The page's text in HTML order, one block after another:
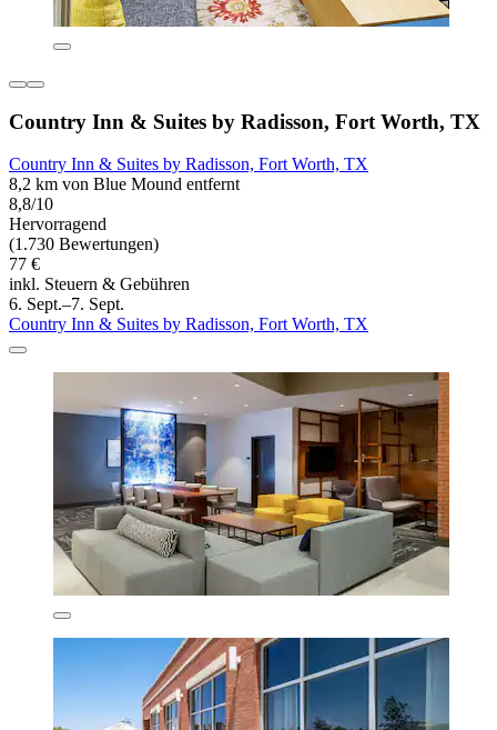
Country Inn & Suites by Radisson, Fort Worth, TX
Country Inn & Suites by Radisson, Fort Worth, TX
8,2 km von Blue Mound entfernt
8,8/10
Hervorragend
(1.730 Bewertungen)
77 €
inkl. Steuern & Gebühren
6. Sept.–7. Sept.
Country Inn & Suites by Radisson, Fort Worth, TX